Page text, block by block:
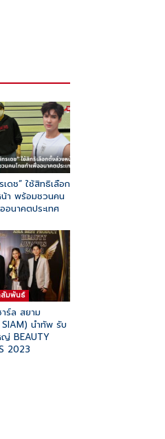
เดช” ใช้สิทธิเลือก
า พร้อมชวนคน
อนาคตประเทศ
สัมพันธ์
ร์ล สยาม
SIAM) นำทัพ รับ
ญ่ BEAUTY
2023